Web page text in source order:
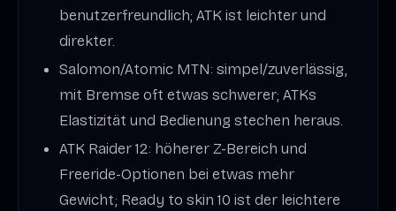
benutzerfreundlich; ATK ist leichter und
direkter.
Salomon/Atomic MTN: simpel/zuverlässig,
mit Bremse oft etwas schwerer; ATKs
Elastizität und Bedienung stechen heraus.
ATK Raider 12: höherer Z-Bereich und
Freeride-Optionen bei etwas mehr
Gewicht; Ready to skin 10 ist der leichtere